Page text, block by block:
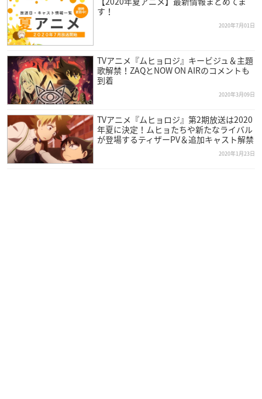
す！
2020年7月01日
TVアニメ『ムヒョロジ』キービジュ＆主題
歌解禁！ZAQとNOW ON AIRのコメントも
到着
2020年3月09日
TVアニメ『ムヒョロジ』第2期放送は2020
年夏に決定！ムヒョたちや新たなライバル
が登場するティザーPV＆追加キャスト解禁
2020年1月23日